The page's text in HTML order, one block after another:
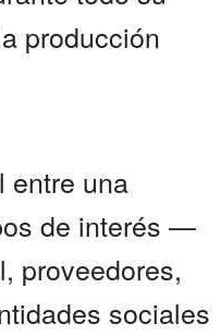
producción
entre una
de interés —
proveedores,
sociales